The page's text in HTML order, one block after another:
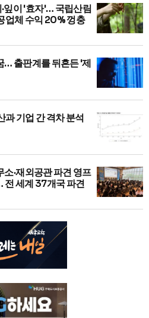
잎이 '효자'… 국립산림
업체 수익 20% 껑충
출판계를 뒤흔든 '제
과 기업 간 격차 분석
·재외공관 파견 영프
전 세계 37개국 파견